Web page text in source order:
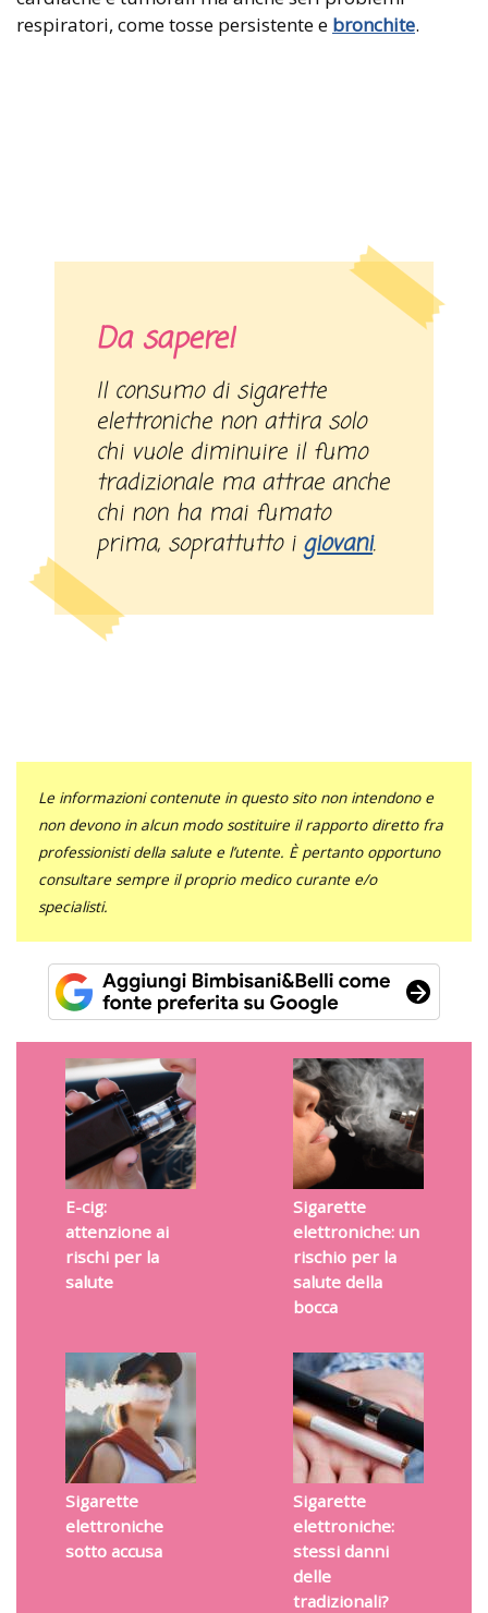
respiratori, come tosse persistente e bronchite.
Da sapere!
Il consumo di sigarette
elettroniche non attira solo
chi vuole diminuire il fumo
tradizionale ma attrae anche
chi non ha mai fumato
prima, soprattutto i giovani.
Le informazioni contenute in questo sito non intendono e
non devono in alcun modo sostituire il rapporto diretto fra
professionisti della salute e l’utente. È pertanto opportuno
consultare sempre il proprio medico curante e/o
specialisti.
E-cig:
attenzione ai
rischi per la
salute
Sigarette
elettroniche: un
rischio per la
salute della
bocca
Sigarette
elettroniche
sotto accusa
Sigarette
elettroniche:
stessi danni
delle
tradizionali?